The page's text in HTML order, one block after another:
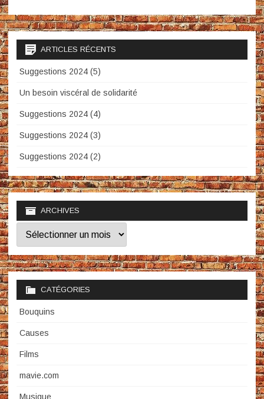
ARTICLES RÉCENTS
Suggestions 2024 (5)
Un besoin viscéral de solidarité
Suggestions 2024 (4)
Suggestions 2024 (3)
Suggestions 2024 (2)
ARCHIVES
Archives
CATÉGORIES
Bouquins
Causes
Films
mavie.com
Musique